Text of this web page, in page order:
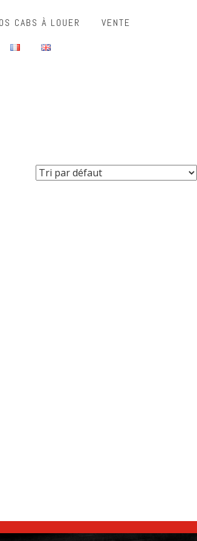
CABS À LOUER
VENTE